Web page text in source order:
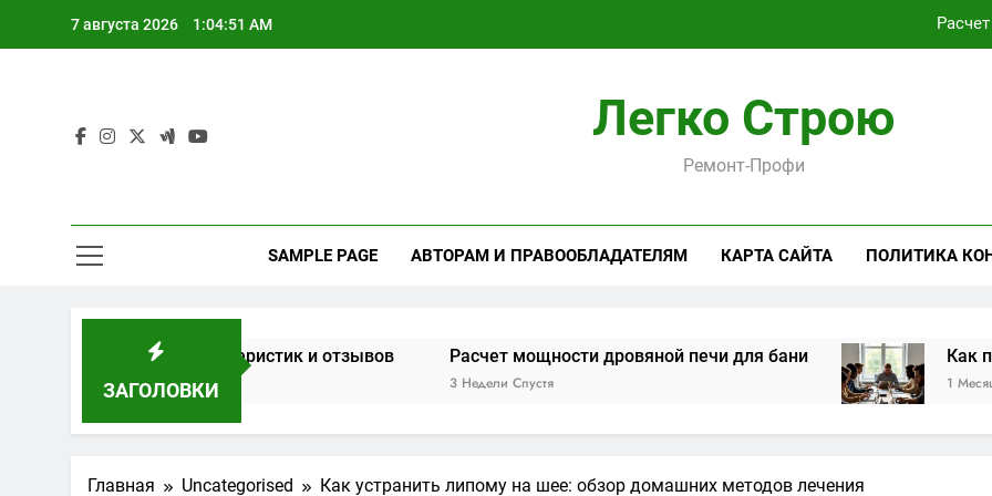
7 августа 2026 1:04:52 AM
Виртуальная платёжная карта за 5 минут без
Критерии выбора пластиковых окон
Как проходит практическая подготовка по
Легко Строю
Ремонт-Профи
SAMPLE PAGE АВТОРАМ И ПРАВООБЛАДАТЕЛЯМ КАРТА САЙТА ПОЛИТИКА
ЗАГОЛОВКИ
характеристик и отзывов Расчет мощности дровяной печи для бани Как проходит
1 Месяц Спустя
Главная Uncategorised Как устранить липому на шее: обзор домашних методов лечения